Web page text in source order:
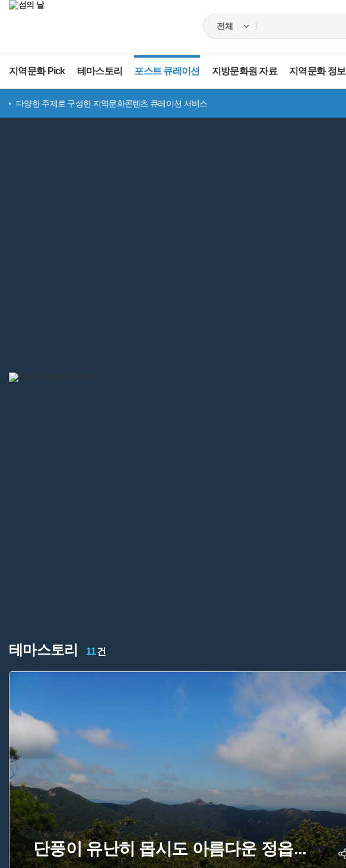
지역문화 Pick 테마스토리 포스트 큐레이션 지방문화원 자료 지역문화 정보
다양한 주제로 구성한 지역문화콘텐츠 큐레이션 서비스
테마스토리 11건
단풍이 유난히 몹시도 아름다운 정읍...